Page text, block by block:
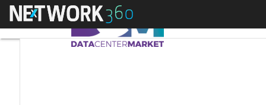
Menú AWS impulsará un